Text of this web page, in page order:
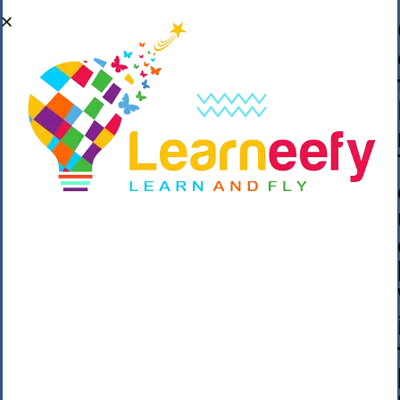
��o��C���ǡ���,����*�3��#eۧ_>\��z
�K{DQg�Ϯ��]u��3o�V~�/��@��??
����Y�]�s�n���s
����p��|
��^��������$��ٽ�P���~��4���Snn^
$ ����Ogy/|>ڿ|�I��'A�n��1�$�}
=c"'��K���X�:��?j�ԫ��-